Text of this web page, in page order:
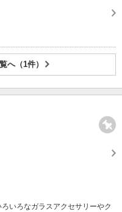
へ（1件）
いろなガラスアクセサリーやク